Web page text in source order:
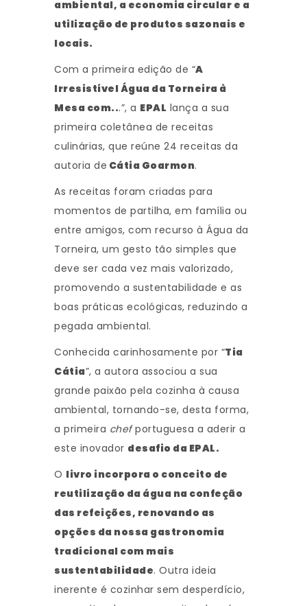
ambiental, a economia circular e a
utilização de produtos sazonais e
locais.
Com a primeira edição de “A
Irresistível Água da Torneira à
Mesa com...”, a EPAL lança a sua
primeira coletânea de receitas
culinárias, que reúne 24 receitas da
autoria de Cátia Goarmon.
As receitas foram criadas para
momentos de partilha, em família ou
entre amigos, com recurso à Água da
Torneira, um gesto tão simples que
deve ser cada vez mais valorizado,
promovendo a sustentabilidade e as
boas práticas ecológicas, reduzindo a
pegada ambiental.
Conhecida carinhosamente por “Tia
Cátia”, a autora associou a sua
grande paixão pela cozinha à causa
ambiental, tornando-se, desta forma,
a primeira chefportuguesa a aderir a
este inovador desafio da EPAL.
O livro incorpora o conceito de
reutilização da água na confeção
das refeições, renovando as
opções da nossa gastronomia
tradicional com mais
sustentabilidade. Outra ideia
inerente é cozinhar sem desperdício,